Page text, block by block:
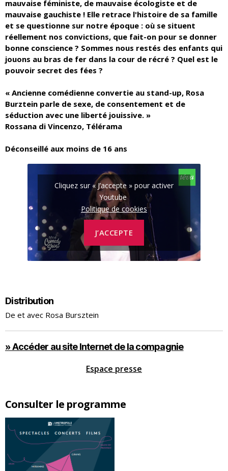
Consulter le programme
mauvaise féministe, de mauvaise écologiste et de
mauvaise gauchiste ! Elle retrace l'histoire de sa famille
et se questionne sur notre époque : où se situent
réellement nos convictions, que fait-on pour se donner
bonne conscience ? Sommes nous restés des enfants qui
jouons au bras de fer dans la cour de récré ? Quel est le
pouvoir secret des fées ?
« Ancienne comédienne convertie au stand-up, Rosa
Burztein parle de sexe, de consentement et de
séduction avec une liberté jouissive. »
Rossana di Vincenzo, Télérama
Déconseillé aux moins de 16 ans
Cliquez sur « J’accepte » pour activer
Youtube
Politique de cookies
J’ACCEPTE
Distribution
De et avec Rosa Bursztein
» Accéder au site Internet de la compagnie
Espace presse